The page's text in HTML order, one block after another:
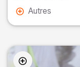
Autres